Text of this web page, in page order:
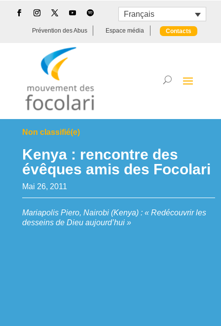
Français
Prévention des Abus Espace média Contacts
Non classifié(e)
Kenya : rencontre des
évêques amis des Focolari
Mai 26, 2011
Mariapolis Piero, Nairobi (Kenya) : « Redécouvrir les
desseins de Dieu aujourd’hui »